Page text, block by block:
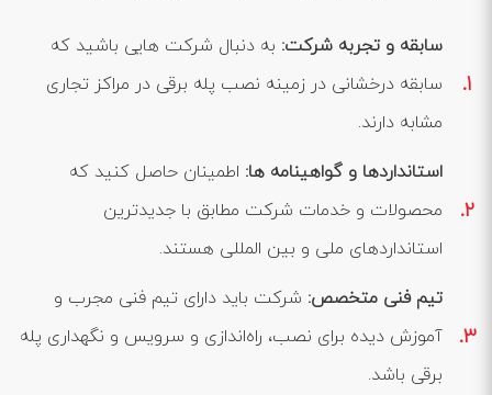
سابقه و تجربه شرکت: به دنبال شرکت ‌هایی باشید که
سابقه درخشانی در زمینه نصب پله برقی در مراکز تجاری
مشابه دارند.
استانداردها و گواهینامه ‌ها: اطمینان حاصل کنید که
محصولات و خدمات شرکت مطابق با جدیدترین
استانداردهای ملی و بین ‌المللی هستند.
تیم فنی متخصص: شرکت باید دارای تیم فنی مجرب و
آموزش‌ دیده برای نصب، راه‌اندازی و سرویس و نگهداری پله
برقی باشد.